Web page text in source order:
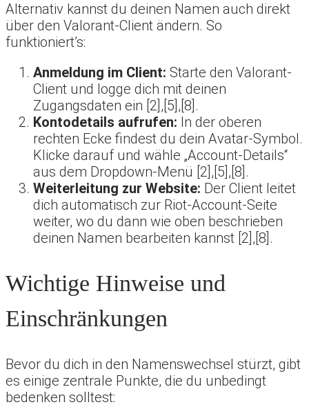
Alternativ kannst du deinen Namen auch direkt
über den Valorant-Client ändern. So
funktioniert’s:
Anmeldung im Client: Starte den Valorant-
Client und logge dich mit deinen
Zugangsdaten ein [2],[5],[8].
Kontodetails aufrufen: In der oberen
rechten Ecke findest du dein Avatar-Symbol.
Klicke darauf und wähle „Account-Details“
aus dem Dropdown-Menü [2],[5],[8].
Weiterleitung zur Website: Der Client leitet
dich automatisch zur Riot-Account-Seite
weiter, wo du dann wie oben beschrieben
deinen Namen bearbeiten kannst [2],[8].
Wichtige Hinweise und
Einschränkungen
Bevor du dich in den Namenswechsel stürzt, gibt
es einige zentrale Punkte, die du unbedingt
bedenken solltest: